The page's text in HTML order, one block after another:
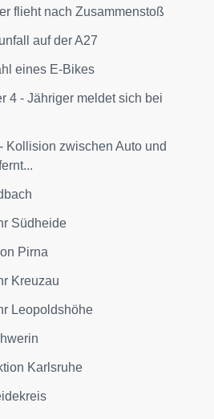
flieht nach Zusammenstoß
auf der A27
eines E-Bikes
4 - Jähriger meldet sich bei
Kollision zwischen Auto und
Südheide
Pirna
Kreuzau
Leopoldshöhe
Karlsruhe